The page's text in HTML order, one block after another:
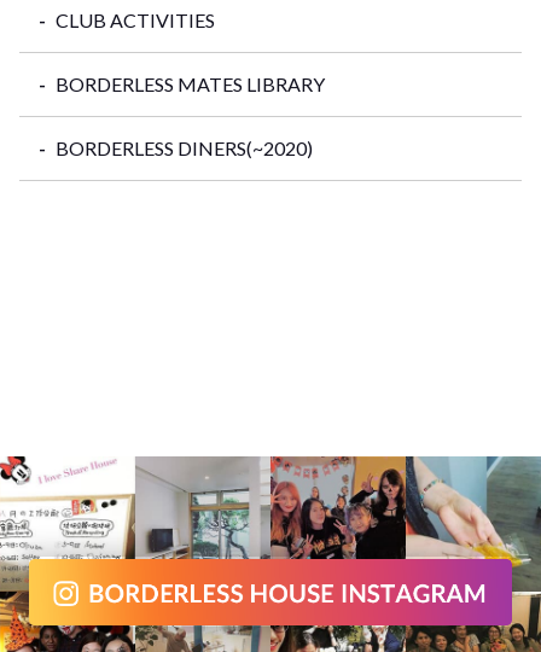
CLUB ACTIVITIES
BORDERLESS MATES LIBRARY
BORDERLESS DINERS(~2020)